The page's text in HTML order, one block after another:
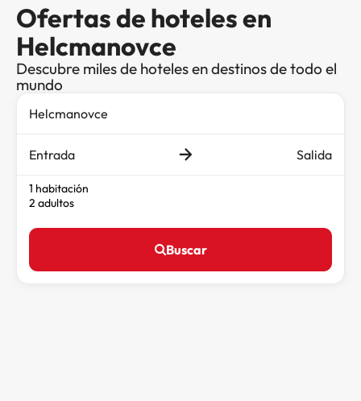
Ofertas de hoteles en
Helcmanovce
Descubre miles de hoteles en destinos de todo el
mundo
Entrada Salida
1 habitación
2 adultos
Buscar